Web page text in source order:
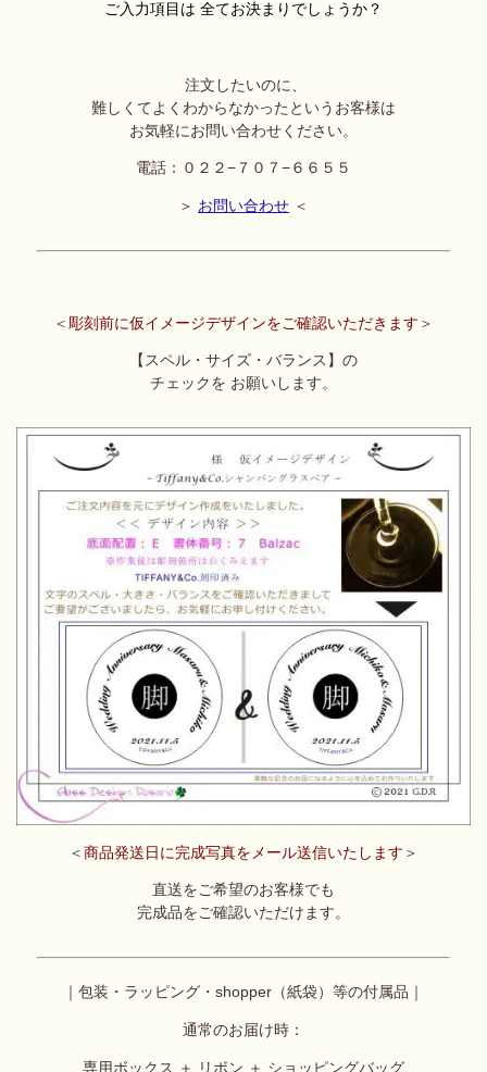
ご入力項目は 全てお決まりでしょうか？
注文したいのに、
難しくてよくわからなかったというお客様は
お気軽にお問い合わせください。
電話：０２２−７０７−６６５５
＞ お問い合わせ＜
＜ 彫刻前に仮イメージデザインをご確認いただきます ＞
【 スペル・サイズ・バランス】の
チェックを お願いします。
＜ 商品発送日に完成写真をメール送信いたします ＞
直送をご希望のお客様でも
完成品をご確認いただけます。
｜包装・ラッピング・shopper（紙袋）等の付属品｜
通常のお届け時：
専用ボックス ＋ リボン ＋ ショッピングバッグ